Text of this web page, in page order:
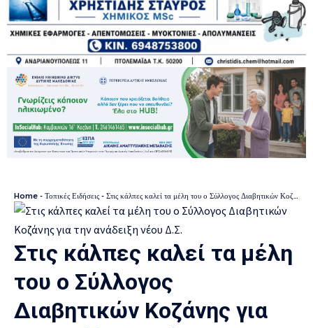
Home - Τοπικές Ειδήσεις - Στις κάλπες καλεί τα μέλη του ο Σύλλογος Διαβητικών Κοζάνης για την ανάδειξη νέου Δ.Σ.
Στις κάλπες καλεί τα μέλη
του ο Σύλλογος
Διαβητικών Κοζάνης για